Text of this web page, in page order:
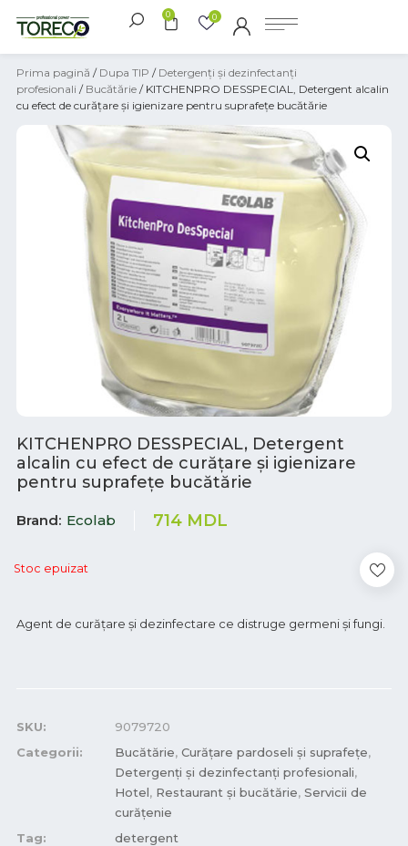
0 0
Prima pagină / Dupa TIP / Detergenți și dezinfectanți
profesionali / Bucătărie / KITCHENPRO DESSPECIAL, Detergent alcalin
cu efect de curățare și igienizare pentru suprafețe bucătărie
KITCHENPRO DESSPECIAL, Detergent
alcalin cu efect de curățare și igienizare
pentru suprafețe bucătărie
Brand Ecolab 714 MDL
Stoc epuizat
Agent de curățare și dezinfectare ce distruge germeni și fungi.
SKU:
9079720
Categorii:
Bucătărie, Curățare pardoseli și suprafețe,
Detergenți și dezinfectanți profesionali,
Hotel, Restaurant și bucătărie, Servicii de
curățenie
Tag:
detergent